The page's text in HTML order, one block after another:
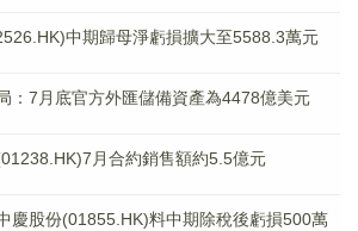
中期歸母淨虧損擴大至5588.3萬元
：7月底官方外匯儲備資產為4478億美元
月合約銷售額約5.5億元
慶股份(01855.HK)料中期除稅後虧損500萬